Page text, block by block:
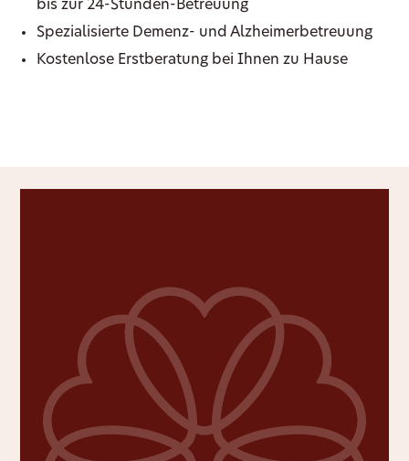
bis zur 24-Stunden-Betreuung
Spezialisierte Demenz- und Alzheimerbetreuung
Kostenlose Erstberatung bei Ihnen zu Hause